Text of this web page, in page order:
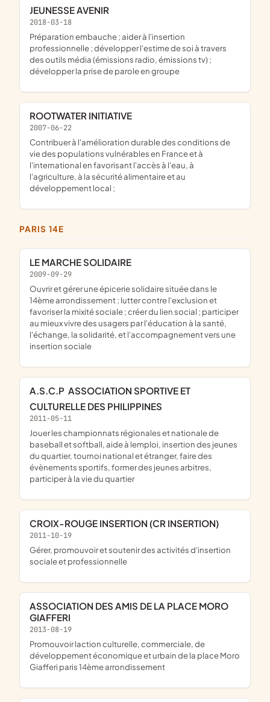
JEUNESSE AVENIR
2018-03-18
préparation embauche ; aider à l'insertion
professionnelle ; développer l'estime de soi à travers
des outils média (émissions radio, émissions tv) ;
développer la prise de parole en groupe
ROOTWATER INITIATIVE
2007-06-22
contribuer à l'amélioration durable des conditions de
vie des populations vulnérables en France et à
l'international en favorisant l'accès à l'eau, à
l'agriculture, à la sécurité alimentaire et au
développement local ;
PARIS 14E
LE MARCHE SOLIDAIRE
2009-09-29
ouvrir et gérer une épicerie solidaire située dans le
14ème arrondissement ; lutter contre l'exclusion et
favoriser la mixité sociale ; créer du lien social ; participer
au mieux vivre des usagers par l'éducation à la santé,
l'échange, la solidarité, et l'accompagnement vers une
insertion sociale
A.S.C.P  ASSOCIATION SPORTIVE ET
CULTURELLE DES PHILIPPINES
2011-05-11
jouer les championnats régionales et nationale de
baseball et softball, aide à lemploi, insertion des jeunes
du quartier, tournoi national et étranger, faire des
évènements sportifs, former des jeunes arbitres,
participer à la vie du quartier
CROIX-ROUGE INSERTION (CR INSERTION)
2011-10-19
gérer, promouvoir et soutenir des activités d'insertion
sociale et professionnelle
ASSOCIATION DES AMIS DE LA PLACE MORO
GIAFFERI
2013-08-19
promouvoir laction culturelle, commerciale, de
développement économique et urbain de la place Moro
Giafferi paris 14ème arrondissement